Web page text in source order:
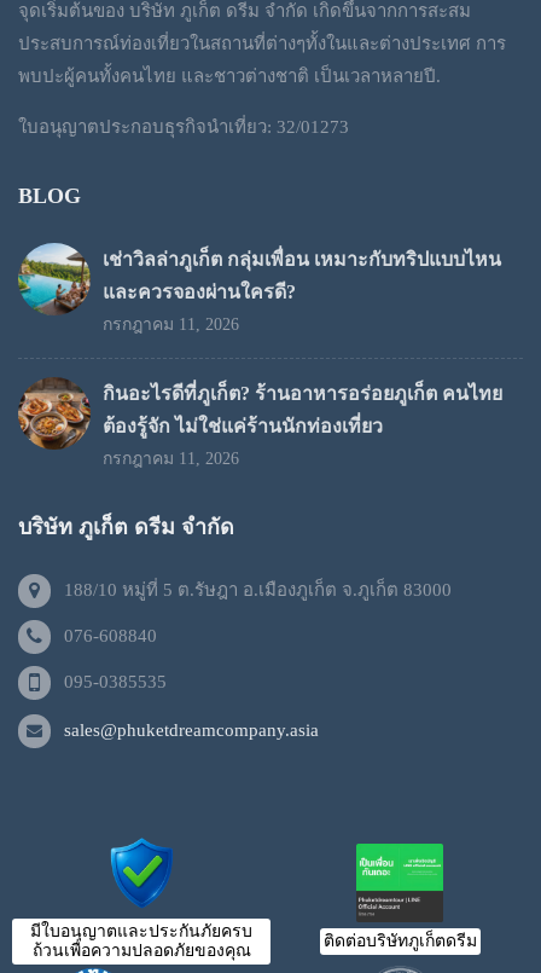
จุดเริ่มต้นของ บริษัท ภูเก็ต ดรีม จำกัด เกิดขึ้นจากการสะสม
ประสบการณ์ท่องเที่ยวในสถานที่ต่างๆทั้งในและต่างประเทศ การ
พบปะผู้คนทั้งคนไทย และชาวต่างชาติ เป็นเวลาหลายปี.
ใบอนุญาตประกอบธุรกิจนำเที่ยว: 32/01273
BLOG
เช่าวิลล่าภูเก็ต กลุ่มเพื่อน เหมาะกับทริปแบบไหน
และควรจองผ่านใครดี?
กรกฎาคม 11, 2026
กินอะไรดีที่ภูเก็ต? ร้านอาหารอร่อยภูเก็ต คนไทย
ต้องรู้จัก ไม่ใช่แค่ร้านนักท่องเที่ยว
กรกฎาคม 11, 2026
บริษัท ภูเก็ต ดรีม จำกัด
188/10 หมู่ที่ 5 ต.รัษฎา อ.เมืองภูเก็ต จ.ภูเก็ต 83000
076-608840
095-0385535
sales@phuketdreamcompany.asia
มีใบอนุญาตและประกันภัยครบ
ถ้วนเพื่อความปลอดภัยของคุณ
ติดต่อบริษัทภูเก็ตดรีม